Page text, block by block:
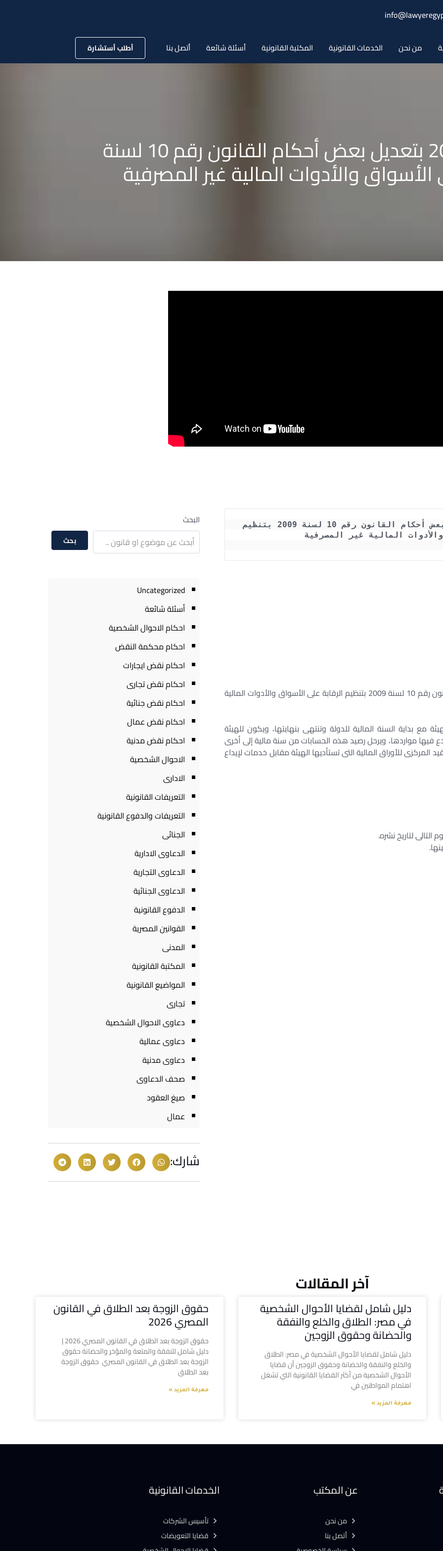
من نحن الخدمات القانونية المكتبة القانونية أسئلة شائعة أتصل بنا أطلب أستشارة
قانون رقم 71 لسنة 2019 بتعديل بعض أحكام القانون رقم 10 لسنة
المالية غير المصرفية
يستبدل بنص الفقرة الثانية من المادة السابعة من القانون رقم 10 لسنة 2009 بتنظيم الرقابة على الأسواق والأدوات المالية
مع بداية السنة المالية للدولة وتنتهى بنهايتها، ويكون للهيئة
فيها مواردها، ويرحل رصيد هذه الحسابات من سنة مالية إلى أخرى
خدمات القيد المركزى للأوراق المالية التى تستأديها الهيئة مقابل خدمات لإيداع
لتاريخ نشره.
البحث
بحث
Uncategorized
أسئلة شائعة
احكام الاحوال الشخصية
احكام محكمة النقض
احكام نقض ايجارات
احكام نقض تجارى
احكام نقض جنائية
احكام نقض عمال
احكام نقض مدنية
الاحوال الشخصية
الادارى
التعريفات القانونية
التعريفات والدفوع القانونية
الجنائى
الدعاوى الادارية
الدعاوى التجارية
الدعاوى الجنائية
الدفوع القانونية
القوانين المصرية
المدنى
المكتبة القانونية
المواضيع القانونية
تجارى
دعاوى الاحوال الشخصية
دعاوى عمالية
دعاوى مدنية
صحف الدعاوى
صيغ العقود
عمال
شارك:
آخر المقالات
دليل شامل لقضايا الأحوال الشخصية
في مصر: الطلاق والخلع والنفقة
والحضانة وحقوق الزوجين
دليل شامل لقضايا الأحوال الشخصية في مصر: الطلاق
والخلع والنفقة والحضانة وحقوق الزوجين أن قضايا
الأحوال الشخصية من أكثر القضايا القانونية التي تشغل
اهتمام المواطنين في
معرفة المزيد »
حقوق الزوجة بعد الطلاق في القانون
المصري 2026
حقوق الزوجة بعد الطلاق في القانون المصري 2026 |
دليل شامل للنفقة والمتعة والمؤخر والحضانة حقوق
الزوجة بعد الطلاق في القانون المصري حقوق الزوجة
بعد الطلاق
معرفة المزيد »
عن المكتب
من نحن
أتصل بنا
الخدمات القانونية
تأسيس الشركات
قضايا التعويضات